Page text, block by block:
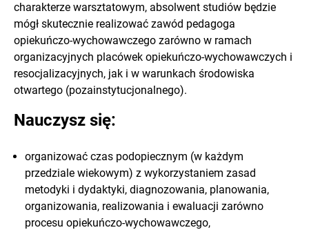
charakterze warsztatowym, absolwent studiów będzie
mógł skutecznie realizować zawód pedagoga
opiekuńczo-wychowawczego zarówno w ramach
organizacyjnych placówek opiekuńczo-wychowawczych i
resocjalizacyjnych, jak i w warunkach środowiska
otwartego (pozainstytucjonalnego).
Nauczysz się:
organizować czas podopiecznym (w każdym
przedziale wiekowym) z wykorzystaniem zasad
metodyki i dydaktyki, diagnozowania, planowania,
organizowania, realizowania i ewaluacji zarówno
procesu opiekuńczo-wychowawczego,